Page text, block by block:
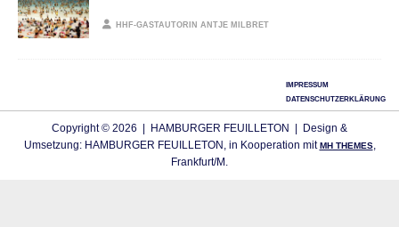
HHF-GASTAUTORIN ANTJE MILBRET
IMPRESSUM
DATENSCHUTZERKLÄRUNG
Copyright © 2026 | HAMBURGER FEUILLETON | Design &
Umsetzung: HAMBURGER FEUILLETON, in Kooperation mitMH THEMES,
Frankfurt/M.